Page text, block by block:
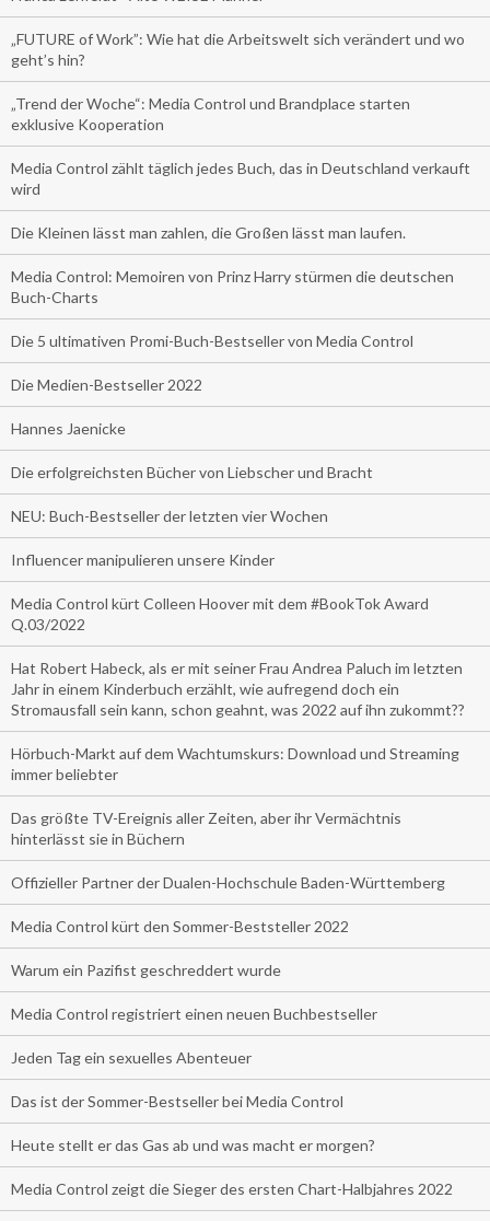
„FUTURE of Work”: Wie hat die Arbeitswelt sich verändert und wo
geht’s hin?
„Trend der Woche“: Media Control und Brandplace starten
exklusive Kooperation
Media Control zählt täglich jedes Buch, das in Deutschland verkauft
wird
Die Kleinen lässt man zahlen, die Großen lässt man laufen.
Media Control: Memoiren von Prinz Harry stürmen die deutschen
Buch-Charts
Die 5 ultimativen Promi-Buch-Bestseller von Media Control
Die Medien-Bestseller 2022
Hannes Jaenicke
Die erfolgreichsten Bücher von Liebscher und Bracht
NEU: Buch-Bestseller der letzten vier Wochen
Influencer manipulieren unsere Kinder
Media Control kürt Colleen Hoover mit dem #BookTok Award
Q.03/2022
Hat Robert Habeck, als er mit seiner Frau Andrea Paluch im letzten
Jahr in einem Kinderbuch erzählt, wie aufregend doch ein
Stromausfall sein kann, schon geahnt, was 2022 auf ihn zukommt??
Hörbuch-Markt auf dem Wachtumskurs: Download und Streaming
immer beliebter
Das größte TV-Ereignis aller Zeiten, aber ihr Vermächtnis
hinterlässt sie in Büchern
Offizieller Partner der Dualen-Hochschule Baden-Württemberg
Media Control kürt den Sommer-Beststeller 2022
Warum ein Pazifist geschreddert wurde
Media Control registriert einen neuen Buchbestseller
Jeden Tag ein sexuelles Abenteuer
Das ist der Sommer-Bestseller bei Media Control
Heute stellt er das Gas ab und was macht er morgen?
Media Control zeigt die Sieger des ersten Chart-Halbjahres 2022